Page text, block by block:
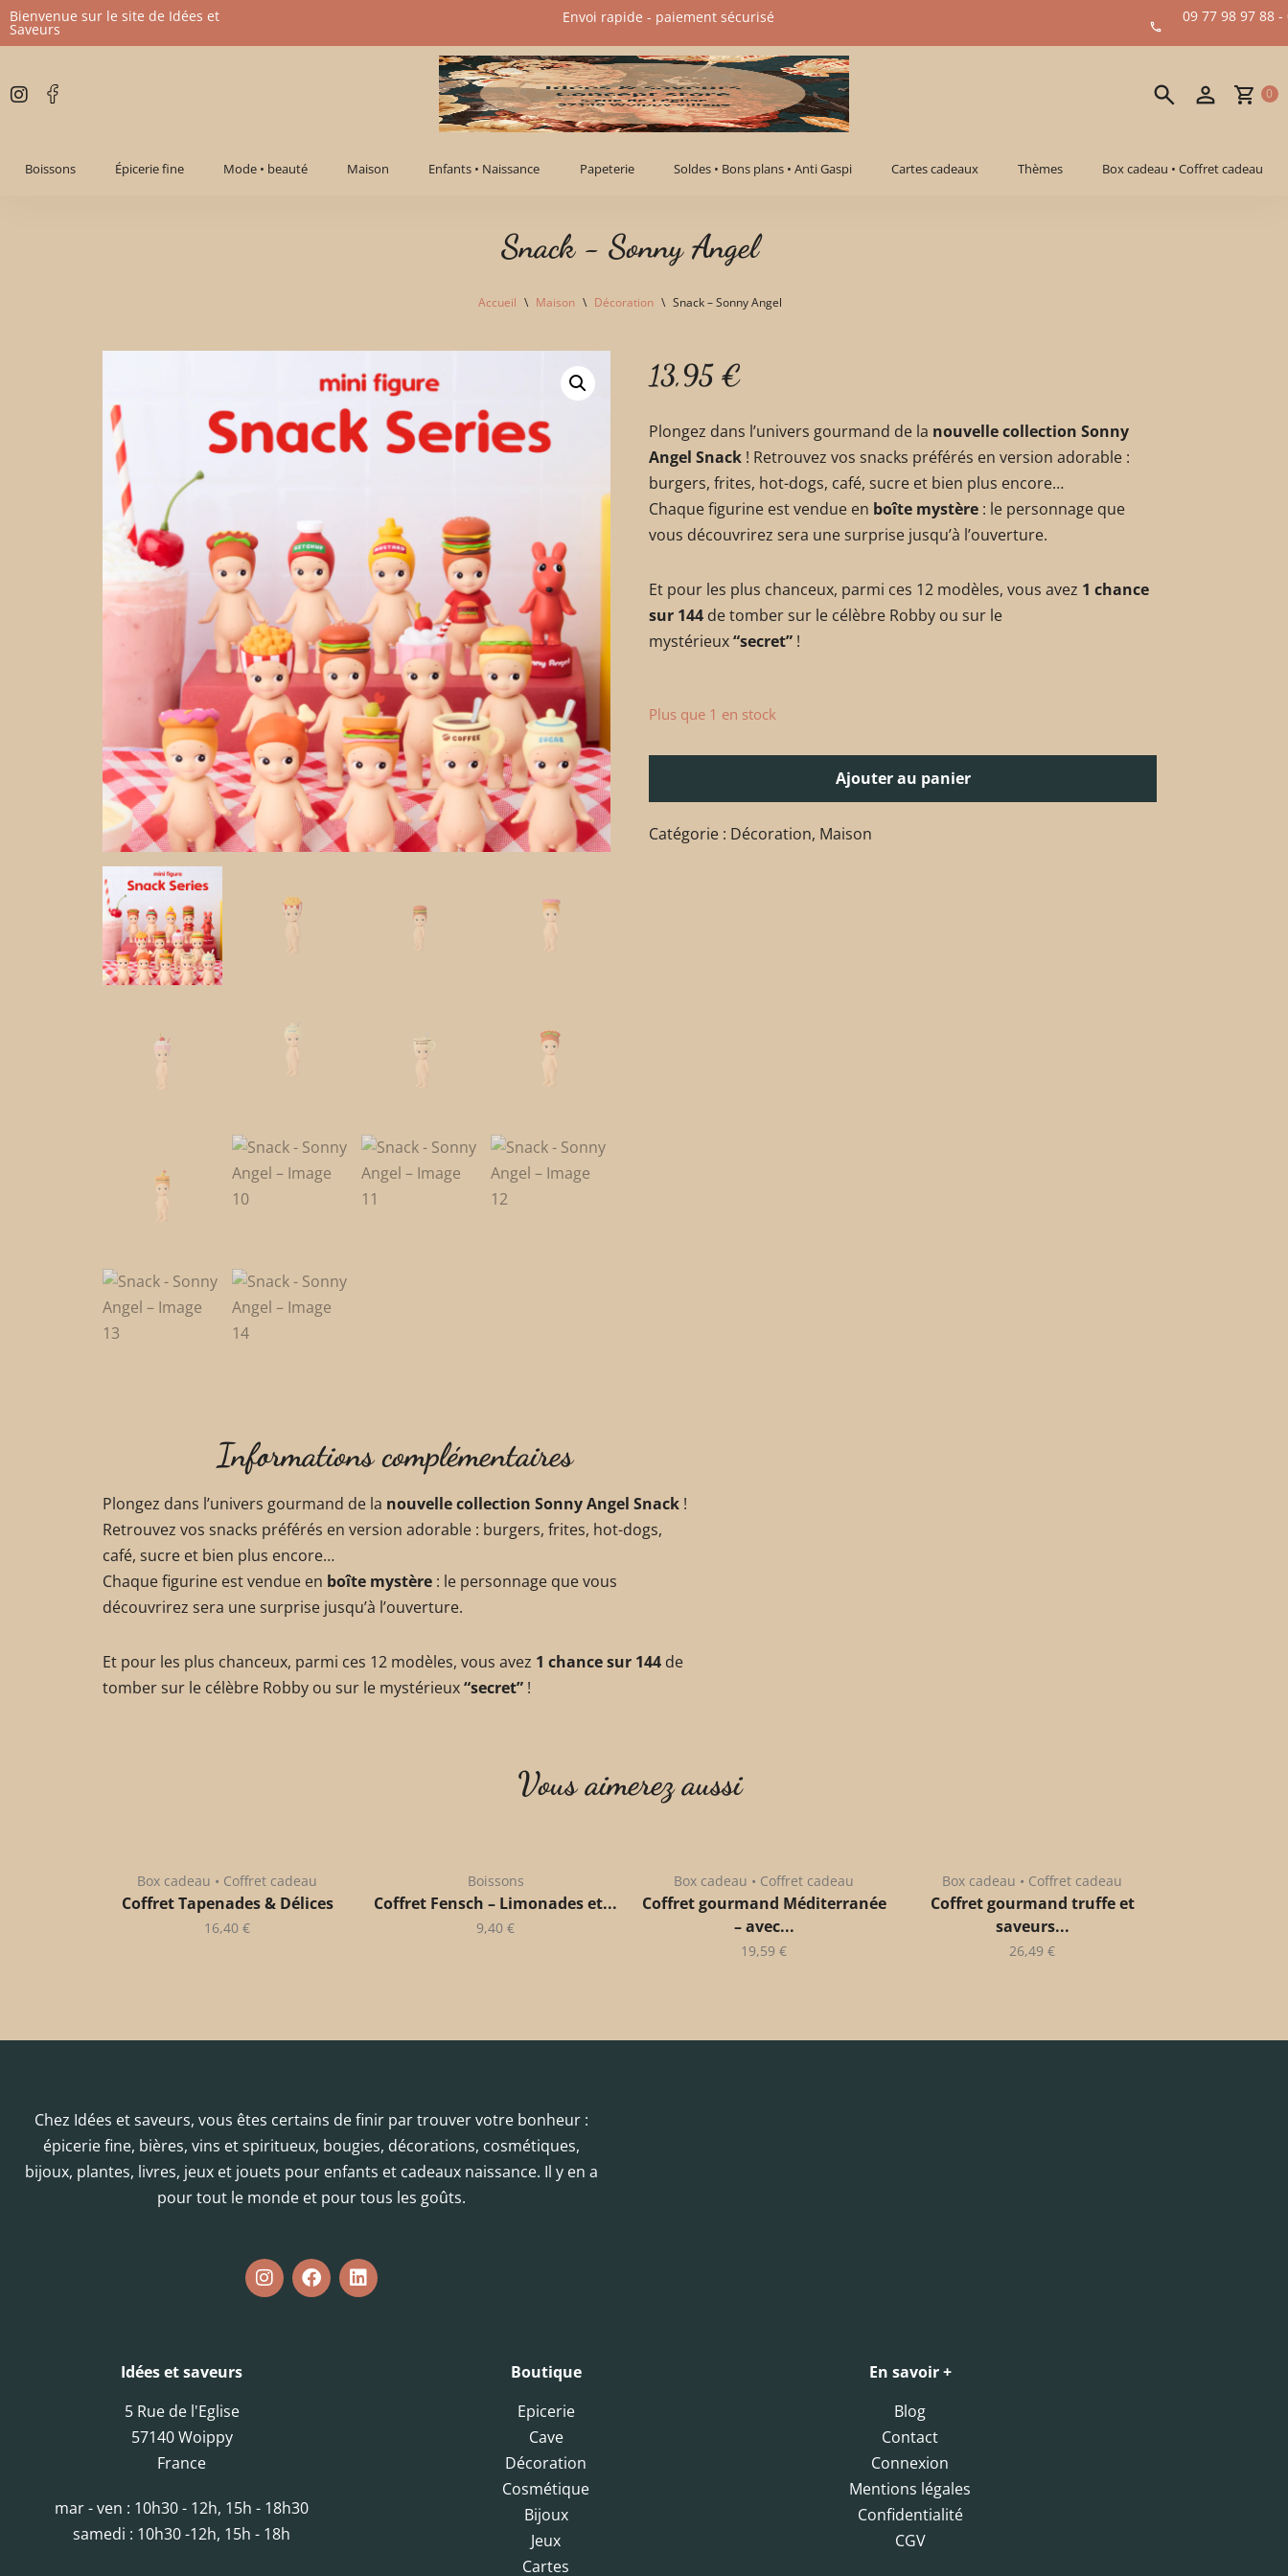
Aller
contenu
Bienvenue sur le site de Idées et
Saveurs
09 77 98 97 88 -
Envoi rapide - paiement sécurisé​
0
Boissons Épicerie fine Mode • beauté Maison Enfants • Naissance Papeterie Soldes • Bons plans • Anti Gaspi Cartes cadeaux Thèmes Box cadeau • Coffret cadeau
Snack - Sonny Angel
Accueil \ Maison \ Décoration \ Snack – Sonny Angel
13,95 €
Plongez dans l’univers gourmand de la nouvelle collection Sonny
Angel Snack ! Retrouvez vos snacks préférés en version adorable :
burgers, frites, hot-dogs, café, sucre et bien plus encore…
Chaque figurine est vendue en boîte mystère : le personnage que
vous découvrirez sera une surprise jusqu’à l’ouverture.
Et pour les plus chanceux, parmi ces 12 modèles, vous avez 1 chance
sur 144 de tomber sur le célèbre Robby ou sur le
mystérieux“secret” !
Plus que 1 en stock
Ajouter au panier
Catégorie : Décoration, Maison
Informations complémentaires
Plongez dans l’univers gourmand de la nouvelle collection Sonny Angel Snack !
Retrouvez vos snacks préférés en version adorable : burgers, frites, hot-dogs,
café, sucre et bien plus encore…
Chaque figurine est vendue en boîte mystère : le personnage que vous
découvrirez sera une surprise jusqu’à l’ouverture.
Et pour les plus chanceux, parmi ces 12 modèles, vous avez 1 chance sur 144 de
tomber sur le célèbre Robby ou sur le mystérieux“secret” !
Vous aimerez aussi
Box cadeau • Coffret cadeau
Coffret Tapenades & Délices
16,40 €
Boissons
Coffret Fensch – Limonades et...
9,40 €
Box cadeau • Coffret cadeau
Coffret gourmand Méditerranée
– avec...
19,59 €
Box cadeau • Coffret cadeau
Coffret gourmand truffe et
saveurs...
26,49 €
Chez Idées et saveurs, vous êtes certains de finir par trouver votre bonheur :
épicerie fine, bières, vins et spiritueux, bougies, décorations, cosmétiques,
bijoux, plantes, livres, jeux et jouets pour enfants et cadeaux naissance. Il y en a
pour tout le monde et pour tous les goûts.
Idées et saveurs
5 Rue de l'Eglise
57140 Woippy
France
mar - ven : 10h30 - 12h, 15h - 18h30
samedi : 10h30 -12h, 15h - 18h
Boutique
Epicerie
Cave
Décoration
Cosmétique
Bijoux
Jeux
Cartes
En savoir +
Blog
Contact
Connexion
Mentions légales
Confidentialité
CGV